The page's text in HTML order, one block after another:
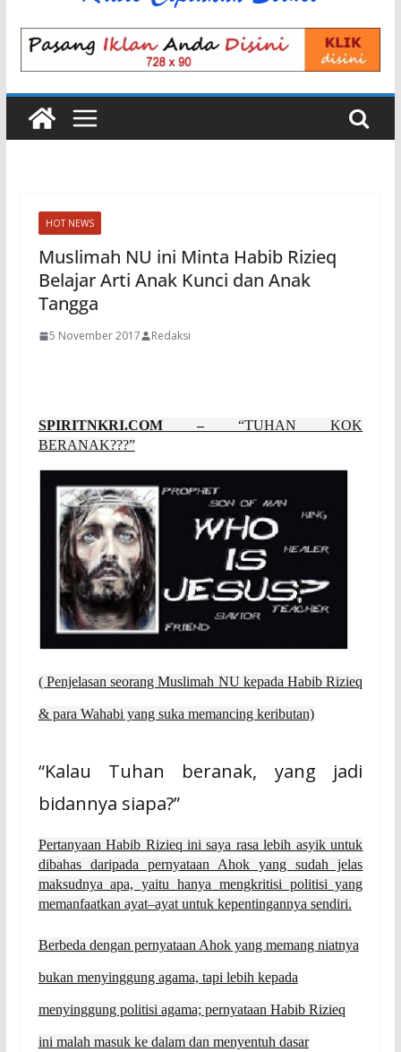
HOT NEWS
Muslimah NU ini Minta Habib Rizieq
Belajar Arti Anak Kunci dan Anak
Tangga
5 November 2017 Redaksi
SPIRITNKRI.COM –“TUHAN KOK
BERANAK???”
( Penjelasan seorang Muslimah NU kepada Habib Rizieq
& para Wahabi yang suka memancing keributan)
“Kalau Tuhan beranak, yang jadi
bidannya siapa?”
Pertanyaan Habib Rizieq ini saya rasa lebih asyik untuk
dibahas daripada pernyataan Ahok yang sudah jelas
maksudnya apa, yaitu hanya mengkritisi politisi yang
memanfaatkan ayat–ayat untuk kepentingannya sendiri.
Berbeda dengan pernyataan Ahok yang memang niatnya
bukan menyinggung agama, tapi lebih kepada
menyinggung politisi agama; pernyataan Habib Rizieq
ini malah masuk ke dalam dan menyentuh dasar